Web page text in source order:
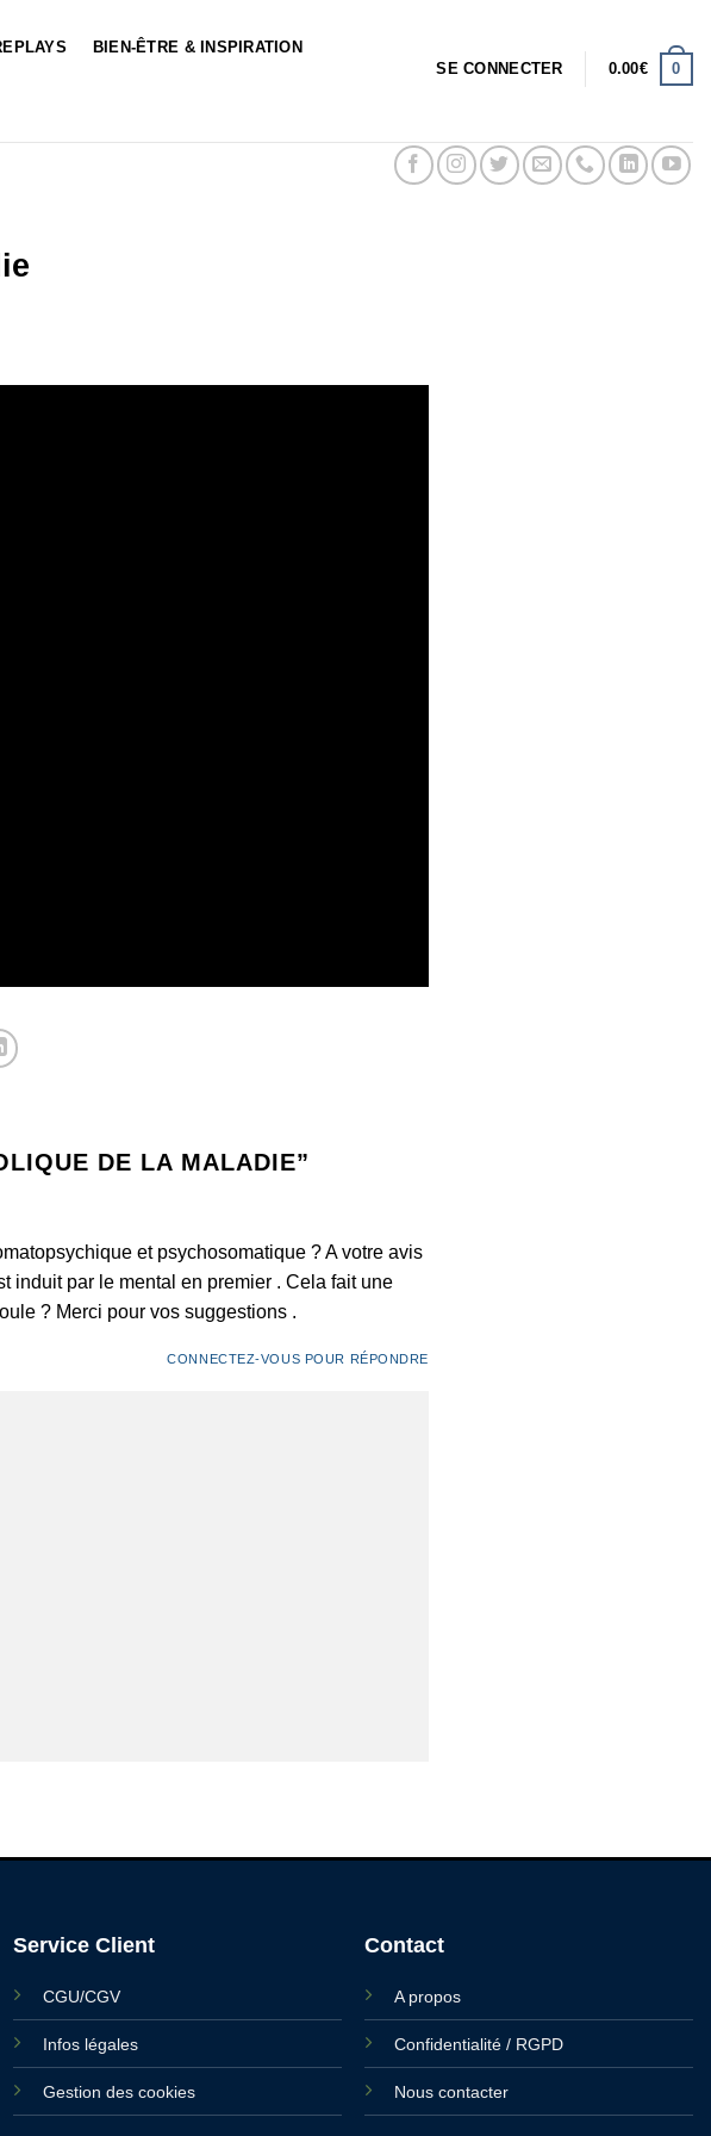
BIEN-ÊTRE & INSPIRATION
SE CONNECTER 0.00€ 0
DE LA MALADIE”
et psychosomatique ? A votre avis
induit par le mental en premier . Cela fait une
? Merci pour vos suggestions .
CONNECTEZ-VOUS POUR RÉPONDRE
Service Client
CGU/CGV
Infos légales
Gestion des cookies
Contact
A propos
Confidentialité / RGPD
Nous contacter